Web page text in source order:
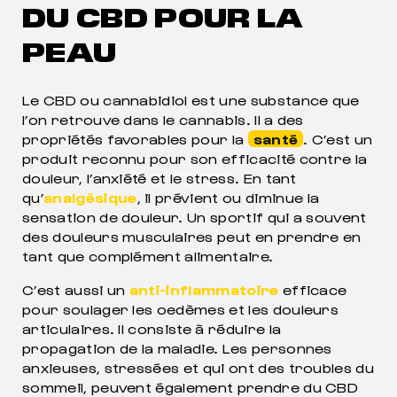
DU CBD POUR LA
PEAU
Le CBD ou cannabidiol est une substance que
l’on retrouve dans le cannabis. Il a des
propriétés favorables pour la
santé . C’est un
produit reconnu pour son efficacité contre la
douleur, l’anxiété et le stress. En tant
qu’analgésique, il prévient ou diminue la
sensation de douleur. Un sportif qui a souvent
des douleurs musculaires peut en prendre en
tant que complément alimentaire.
C’est aussi un anti-inflammatoire efficace
pour soulager les oedèmes et les douleurs
articulaires. Il consiste à réduire la
propagation de la maladie. Les personnes
anxieuses, stressées et qui ont des troubles du
sommeil, peuvent également prendre du CBD